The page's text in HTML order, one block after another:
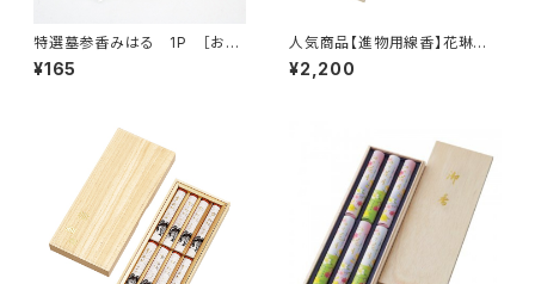
特選墓参香みはる 1P ［お彼
岸・お墓参り］
¥165
人気商品【進物用線香】花琳
短寸6入＜煙量：ふつう＞白檀の
香り お手頃価格 『御霊前・お
¥2,200